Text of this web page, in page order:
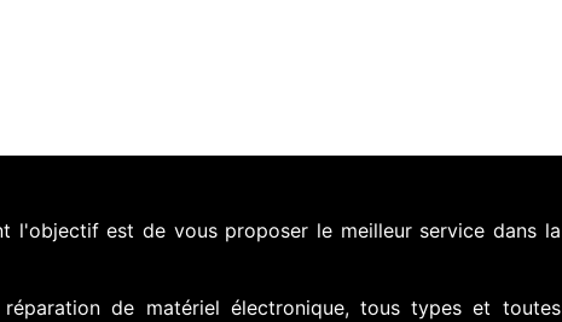
l'objectif est de vous proposer le meilleur service dans la
de matériel électronique, tous types et toutes